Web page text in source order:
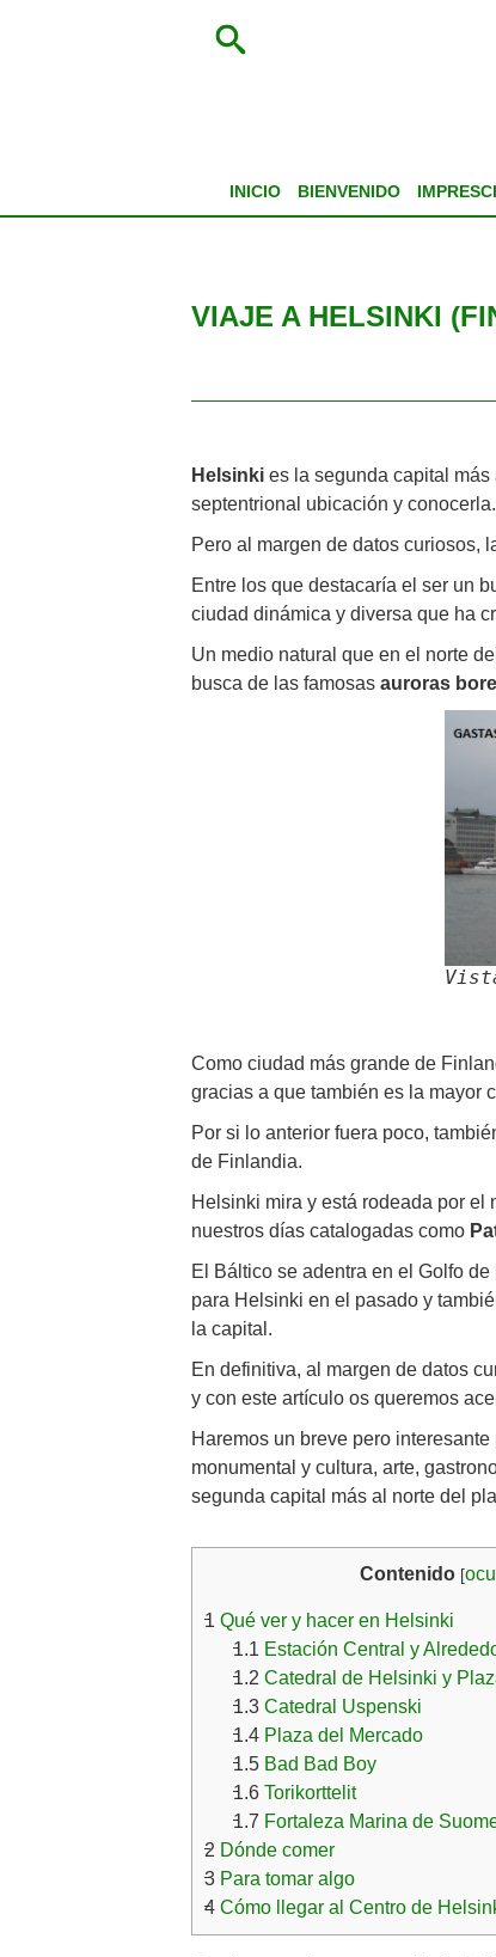
INICIO BIENVENIDO
VIAJE A HELSINKI
Helsinki es la segunda capital
septentrional ubicación y conocerla.
Pero al margen de datos curiosos,
Entre los que destacaría el ser un
ciudad dinámica y diversa que ha
Un medio natural que en el norte
busca de las famosas auroras
Como ciudad más grande de
gracias a que también es la mayor
Por si lo anterior fuera poco,
de Finlandia.
Helsinki mira y está rodeada por el
nuestros días catalogadas como
El Báltico se adentra en el Golfo
para Helsinki en el pasado y
la capital.
En definitiva, al margen de datos
y con este artículo os queremos
Haremos un breve pero
monumental y cultura, arte,
segunda capital más al norte del
Contenido [
1 Qué ver y hacer en Helsinki
1.1 Estación Central y
1.2 Catedral de Helsinki y
1.3 Catedral Uspenski
1.4 Plaza del Mercado
1.5 Bad Bad Boy
1.6 Torikorttelit
1.7 Fortaleza Marina de
2 Dónde comer
3 Para tomar algo
4 Cómo llegar al Centro de